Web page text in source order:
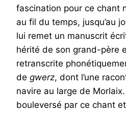
fascination pour ce chant
au fil du temps, jusqu’au
lui remet un manuscrit
hérité de son grand-père
retranscrite
de gwerz, dont l’une
navire au large de
bouleversé par ce chant